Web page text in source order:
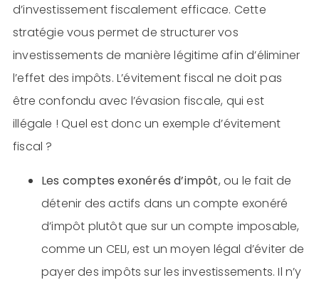
d’investissement fiscalement efficace. Cette
stratégie vous permet de structurer vos
investissements de manière légitime afin d’éliminer
l’effet des impôts. L’évitement fiscal ne doit pas
être confondu avec l’évasion fiscale, qui est
illégale ! Quel est donc un exemple d’évitement
fiscal ?
Les comptes exonérés d’impôt, ou le fait de
détenir des actifs dans un compte exonéré
d’impôt plutôt que sur un compte imposable,
comme un CELI, est un moyen légal d’éviter de
payer des impôts sur les investissements. Il n’y